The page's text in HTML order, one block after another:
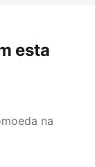
esta
na